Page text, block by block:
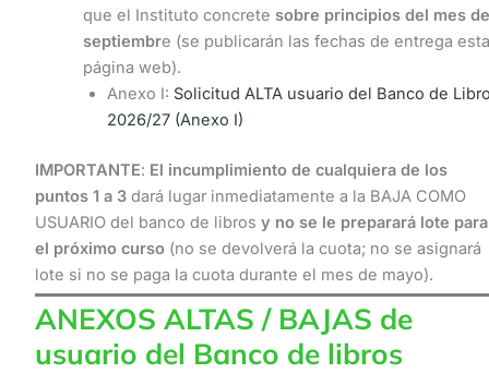
que el Instituto concrete sobre principios del mes de
septiembre (se publicarán las fechas de entrega esta
página web).
Anexo I: Solicitud ALTA usuario del Banco de
2026/27 (Anexo I)
IMPORTANTE: El incumplimiento de cualquiera de los
puntos 1 a 3 dará lugar inmediatamente a la BAJA COMO
USUARIO del banco de libros y no se le preparará lote para
el próximo curso (no se devolverá la cuota; no se asignará
lote si no se paga la cuota durante el mes de mayo).
ANEXOS ALTAS / BAJAS de
usuario del Banco de libros